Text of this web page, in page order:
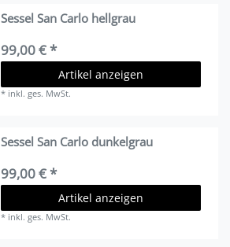
Sessel San Carlo hellgrau
99,00 € *
Artikel anzeigen
* inkl. ges. MwSt.
Sessel San Carlo dunkelgrau
99,00 € *
Artikel anzeigen
* inkl. ges. MwSt.